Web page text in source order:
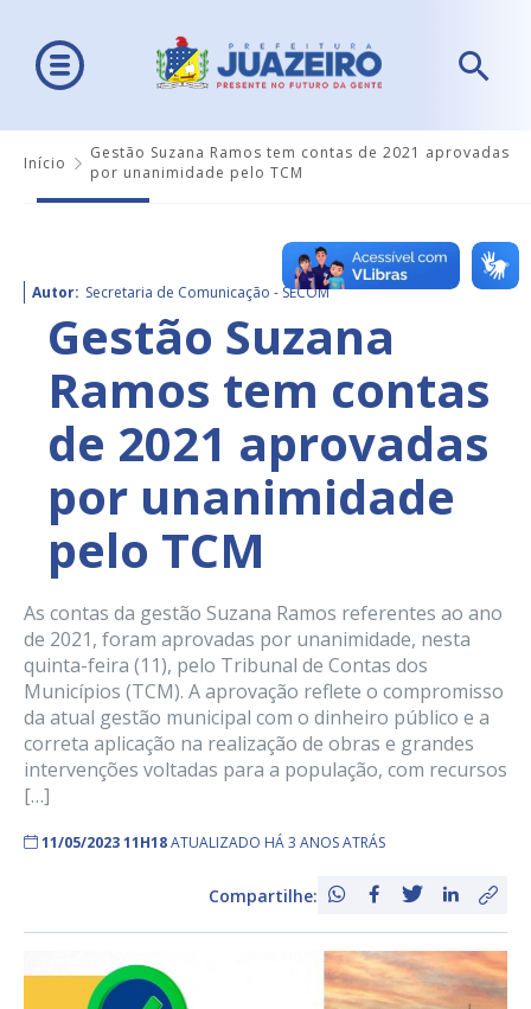
Início
Gestão Suzana Ramos tem contas de 2021 aprovadas
por unanimidade pelo TCM
Autor: Secretaria de Comunicação - SECOM
Gestão Suzana
Ramos tem contas
de 2021 aprovadas
por unanimidade
pelo TCM
As contas da gestão Suzana Ramos referentes ao ano
de 2021, foram aprovadas por unanimidade, nesta
quinta-feira (11), pelo Tribunal de Contas dos
Municípios (TCM). A aprovação reflete o compromisso
da atual gestão municipal com o dinheiro público e a
correta aplicação na realização de obras e grandes
intervenções voltadas para a população, com recursos
[…]
11/05/2023 11H18ATUALIZADO HÁ 3 ANOS ATRÁS
Compartilhe: